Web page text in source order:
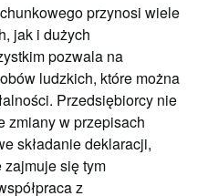
przynosi wiele
jak i dużych
pozwala na
ludzkich, które można
Przedsiębiorcy nie
zmiany w przepisach
składanie deklaracji,
się tym
z